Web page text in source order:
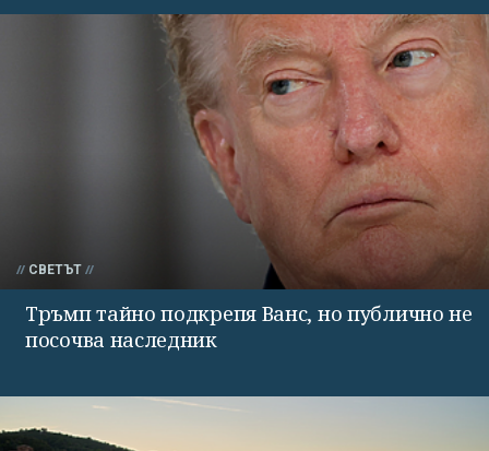
СВЕТЪТ
Тръмп тайно подкрепя Ванс, но публично не
посочва наследник